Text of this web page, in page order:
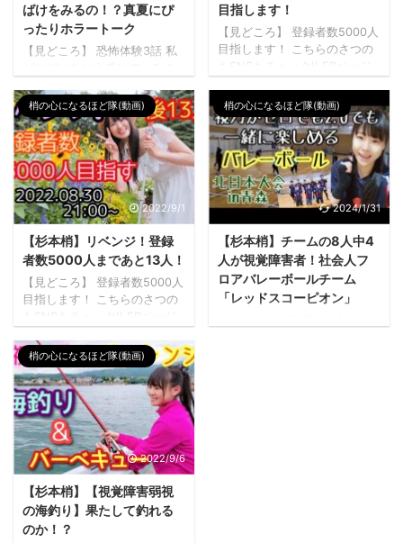
ばけをみるの！？真夏にぴ
ったりホラートーク
【見どころ】 恐怖体験3話 私
て聞いてみた 杉本梢とは？ 杉
本梢 すぎもとこずえです。私
は生まれつき視覚に障害をも
っており障害当事者です。そ
の境遇と、１０年以上障害に
関わる専門職に就いていた経
験を活かし、現在は障害を社
会に知らせる活動をしていま
す。 杉本梢プロフィール 障害
を社会に知らせる「障害理
解」活動をしています。北海
道の良さを伝えたり宅飲みし
たり、バリアフリーのお店で
飲んだりもしています♪ 応
援、宜しくお願いします🍀こ
ちらからす ...
目指します！
【見どころ】 登録者数5000人
目指します！ こちらのさつの
Youtube動画リンク・紹介情報
は用意中 杉本梢とは？ 杉本梢
すぎもとこずえです。私は生
まれつき視覚に障害をもって
おり障害当事者です。その境
遇と、１０年以上障害に関わ
る専門職に就いていた経験を
活かし、現在は障害を社会に
知らせる活動をしています。
杉本梢プロフィール 障害を社
会に知らせる「障害理解」活
動をしています。北海道の良
さを伝えたり宅飲みしたり、
バリアフリーのお店で飲んだ
梢の心になるほど隊(動画)
2022/9/1
【杉本梢】リベンジ！登録
者数5000人まであと13人！
【見どころ】 登録者数5000人
目指します！ こちらのさつの
Youtube動画リンク・紹介情報
は用意中 杉本梢とは？ 杉本梢
すぎもとこずえです。私は生
まれつき視覚に障害をもって
おり障害当事者です。その境
遇と、１０年以上障害に関わ
る専門職に就いていた経験を
活かし、現在は障害を社会に
知らせる活動をしています。
杉本梢プロフィール 障害を社
会に知らせる「障害理解」活
動をしています。北海道の良
梢の心になるほど隊(動画)
2024/1/31
【杉本梢】チームの8人中4
人が視覚障害者！社会人フ
ロアバレーボールチーム
「レッドスコーピオン」
梢の心になるほど隊(動画)
2022/9/6
【杉本梢】【視覚障害弱視
の海釣り】果たして釣れる
のか！？